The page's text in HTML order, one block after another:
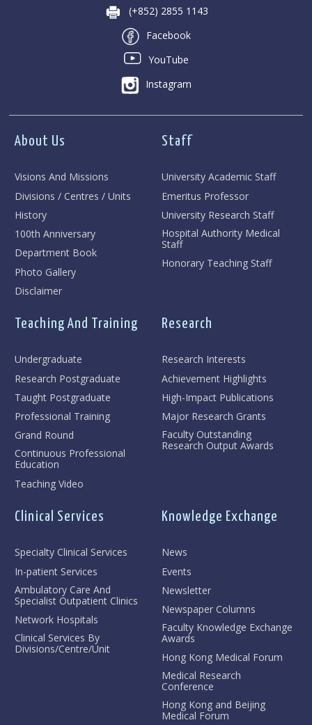
(+852) 2855 1143
Facebook
YouTube
Instagram
About Us
Visions And Missions
Divisions / Centres / Units
History
100th Anniversary
Department Book
Photo Gallery
Disclaimer
Staff
University Academic Staff
Emeritus Professor
University Research Staff
Hospital Authority Medical
Staff
Honorary Teaching Staff
Teaching And Training
Undergraduate
Research Postgraduate
Taught Postgraduate
Professional Training
Grand Round
Continuous Professional
Education
Teaching Video
Research
Research Interests
Achievement Highlights
High-Impact Publications
Major Research Grants
Faculty Outstanding
Research Output Awards
Clinical Services
Specialty Clinical Services
In-patient Services
Ambulatory Care And
Specialist Outpatient Clinics
Network Hospitals
Clinical Services By
Divisions/Centre/Unit
Knowledge Exchange
News
Events
Newsletter
Newspaper Columns
Faculty Knowledge Exchange
Awards
Hong Kong Medical Forum
Medical Research
Conference
Hong Kong and Beijing
Medical Forum